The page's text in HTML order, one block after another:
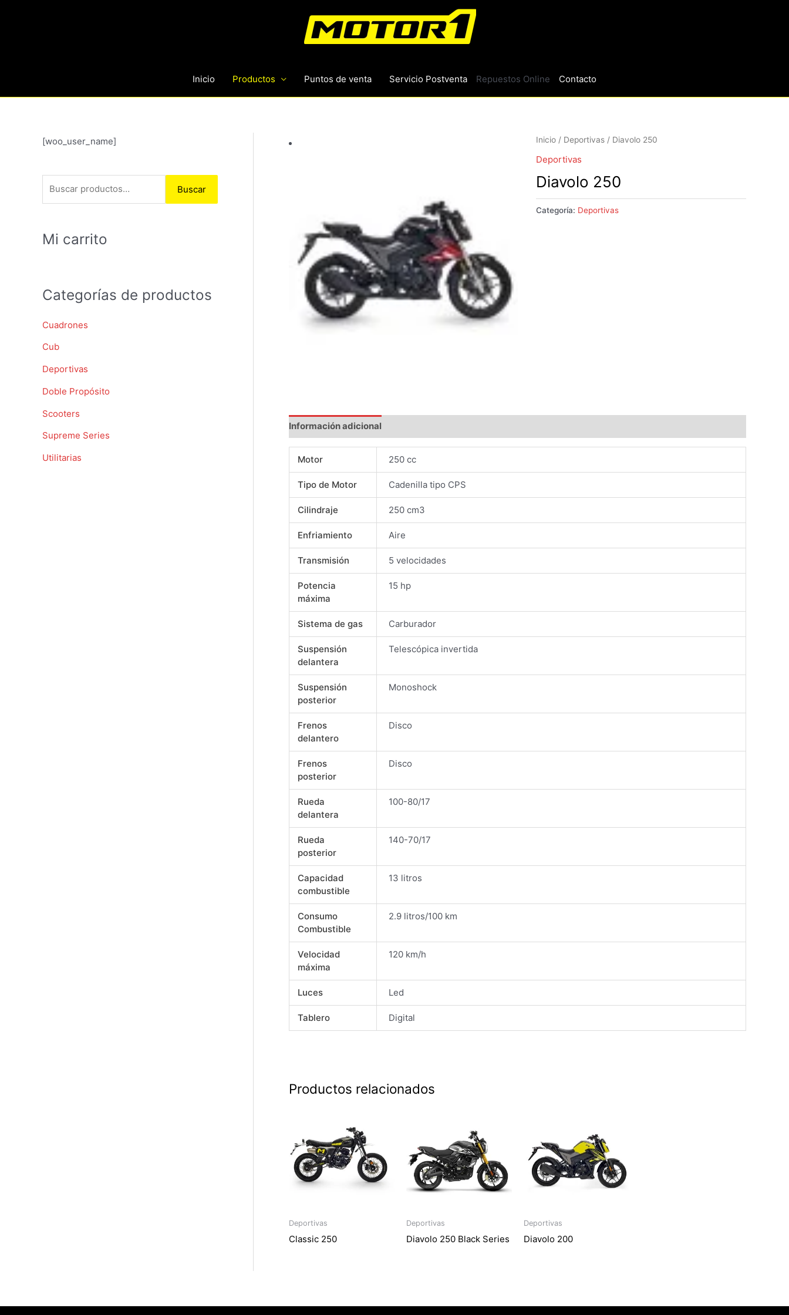
Inicio Productos Puntos de venta Servicio Postventa Repuestos Online Contacto
[woo_user_name]
B
s
p
:
Buscar
Mi carrito
Categorías de productos
Cuadrones
Cub
Deportivas
Doble Propósito
Scooters
Supreme Series
Utilitarias
Inicio/ Deportivas/ Diavolo 250
Deportivas
Diavolo 250
Categoría: Deportivas
Información adicional
Motor 250 cc
Tipo de Motor Cadenilla tipo CPS
Cilindraje 250 cm3
Enfriamiento Aire
Transmisión 5 velocidades
Potencia
máxima
15 hp
Sistema de gas Carburador
Suspensión
delantera
Telescópica invertida
Suspensión
posterior
Monoshock
Frenos
delantero
Disco
Frenos
posterior
Disco
Rueda
delantera
100-80/17
Rueda
posterior
140-70/17
Capacidad
combustible
13 litros
Consumo
Combustible
2.9 litros/100 km
Velocidad
máxima
120 km/h
Luces Led
Tablero Digital
Productos relacionados
Deportivas
Classic 250
Deportivas
Diavolo 250 Black Series
Deportivas
Diavolo 200